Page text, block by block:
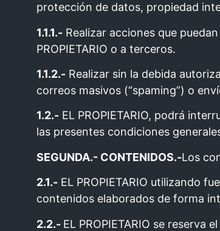
protección de datos, propiedad
1.1.1.- Realizar acciones que
PROPIETARIO o a terceros.
1.1.2.- Realizar sin la debida
correos masivos (“spaming”) o
1.2.- EL PROPIETARIO, podrá
las presentes condiciones
SEGUNDA.- CONTENIDOS.-Los
2.1.- EL PROPIETARIO utilizando
contenidos elaborados de forma
2.2.- EL PROPIETARIO se reserva